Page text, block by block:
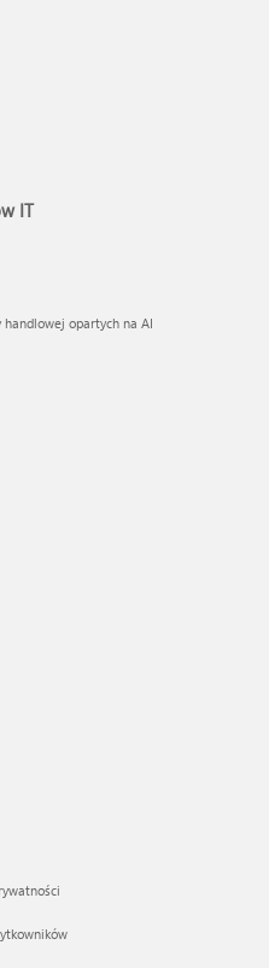
IT
opartych na AI